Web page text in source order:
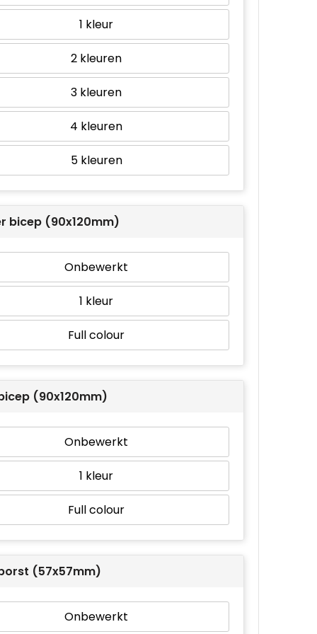
1
2
3
4
5
bicep (90x120mm)
Onbewerkt
1
Full colour
(90x120mm)
Onbewerkt
1
Full colour
(57x57mm)
Onbewerkt